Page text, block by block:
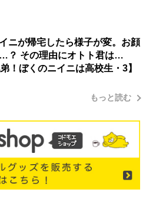
ニが帰宅したら様子が変。お顔
？ その理由にオトト君は…
！ぼくのニイニは高校生・3】
もっと読む